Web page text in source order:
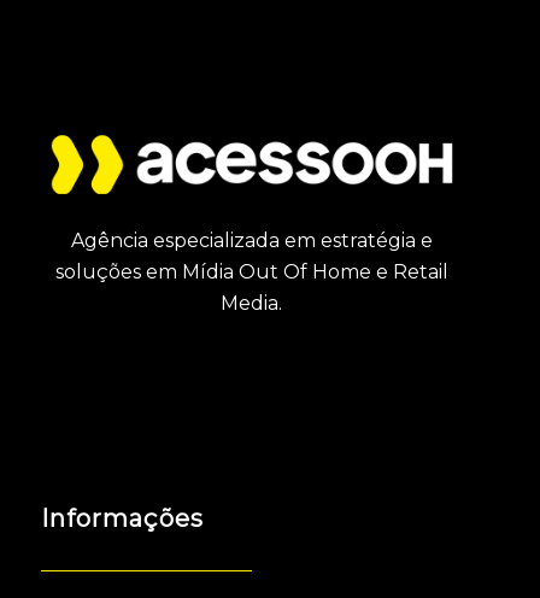
Agência especializada em estratégia e
soluções em Mídia Out Of Home e Retail
Media.
Informações